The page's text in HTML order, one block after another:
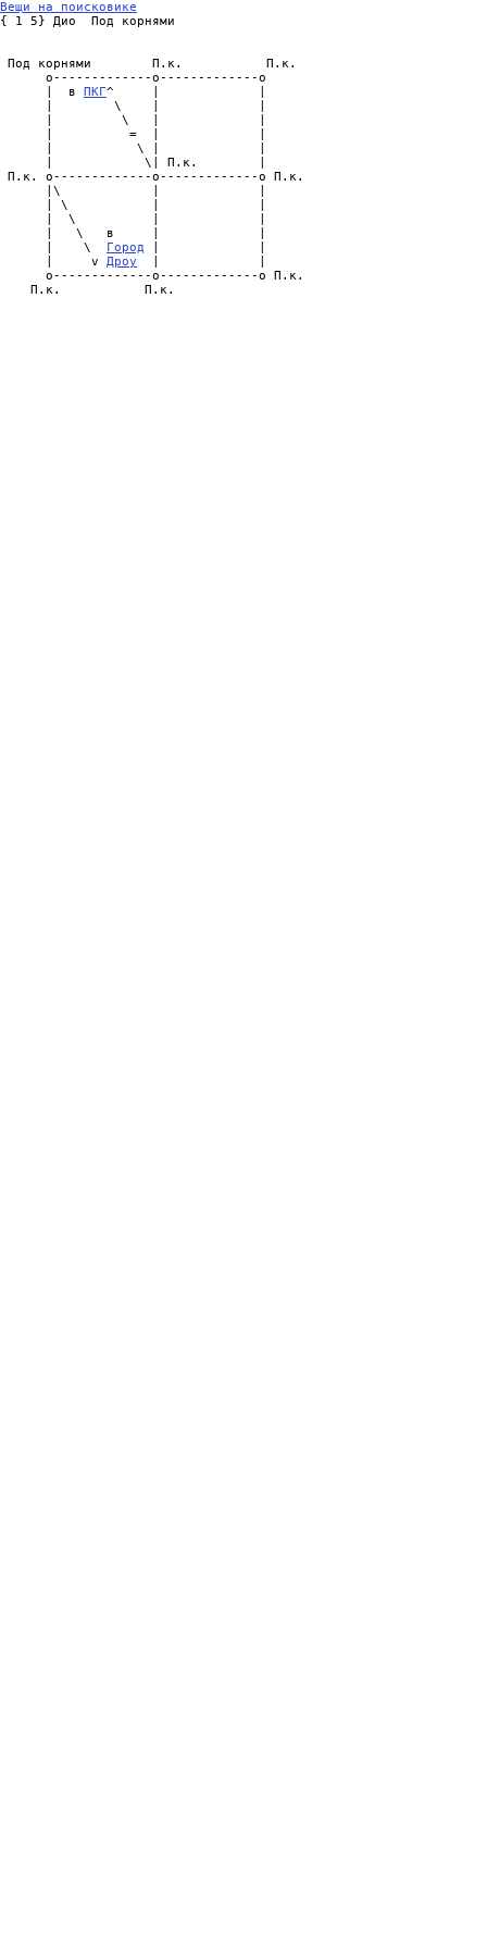
Вещи на поисковике
{ 1 5} Дио  Под корнями
Под корнями        П.к.           П.к.
      o-------------o-------------о
      |  в
ПКГ^     |             |
      |        \    |             |
      |         \   |             |
      |          =  |             |
      |           \ |             |
      |            \| П.к.        |
П.к. o-------------o-------------o П.к.
      |\            |             |
      | \           |             |
      |  \          |             |
      |   \   в     |             |
      |    \
Город
      |     v
Дроу
      o-------------o-------------o П.к.
    П.к.           П.к.